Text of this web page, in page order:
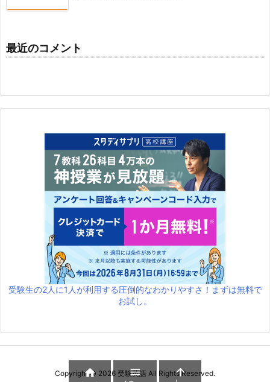
最近のコメント
受験生の2人に1人が利用する圧倒的なわかりやすさ！まずは無料で
お試し。
Copyright © 2026 受験英語 All Rights Reserved.
  